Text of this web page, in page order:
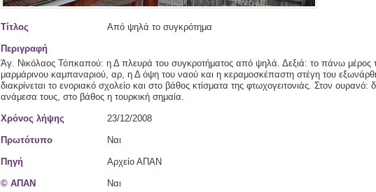
Τίτλος Από ψηλά το συγκρότημα
Περιγραφή
Άγ. Νικόλαος Τόπκαπού: η Δ πλευρά του συγκροτήματος από ψηλά. Δεξιά: το πάνω μέρος
μαρμάρινου καμπαναριού, αρ, η Δ όψη του ναού και η κεραμοσκέπαστη στέγη του
διακρίνεται το ενοριακό σχολείο και στο βάθος κτίσματα της φτωχογειτονιάς. Στον ουρανό:
ανάμεσα τους, στο βάθος η τουρκική σημαία.
Χρόνος λήψης 23/12/2008
Πρωτότυπο Ναι
Πηγή Αρχείο ΑΠΑΝ
© ΑΠΑΝ Ναι